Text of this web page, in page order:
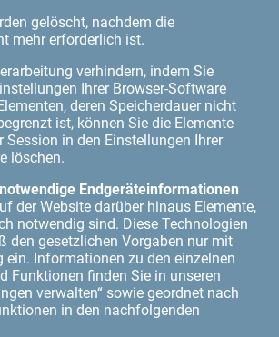
gelöscht, nachdem die
mehr erforderlich ist.
verhindern, indem Sie
Ihrer Browser-Software
deren Speicherdauer nicht
ist, können Sie die Elemente
Session in den Einstellungen Ihrer
löschen.
Endgeräteinformationen
der Website darüber hinaus Elemente,
notwendig sind. Diese Technologien
den gesetzlichen Vorgaben nur mit
ein. Informationen zu den einzelnen
Funktionen finden Sie in unseren
verwalten“ sowie geordnet nach
in den nachfolgenden